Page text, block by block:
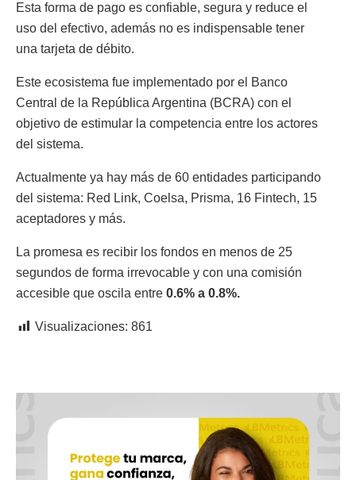
Esta forma de pago es confiable, segura y reduce el
uso del efectivo, además no es indispensable tener
una tarjeta de débito.
Este ecosistema fue implementado por el Banco
Central de la República Argentina (BCRA) con el
objetivo de estimular la competencia entre los actores
del sistema.
Actualmente ya hay más de 60 entidades participando
del sistema: Red Link, Coelsa, Prisma, 16 Fintech, 15
aceptadores y más.
La promesa es recibir los fondos en menos de 25
segundos de forma irrevocable y con una comisión
accesible que oscila entre 0.6% a 0.8%.
Visualizaciones: 861